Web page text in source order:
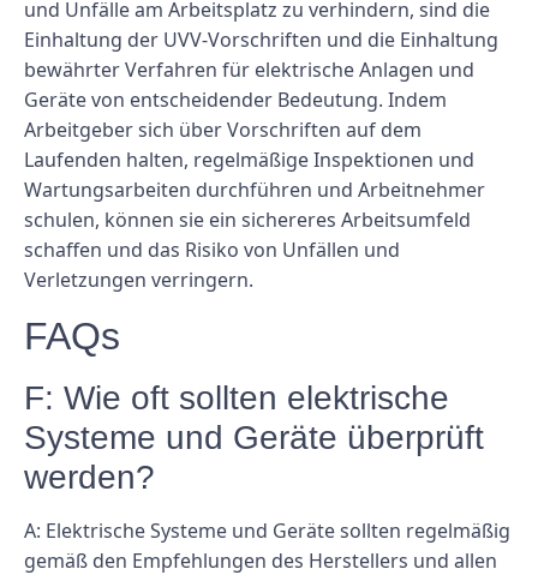
und Unfälle am Arbeitsplatz zu verhindern, sind die
Einhaltung der UVV-Vorschriften und die Einhaltung
bewährter Verfahren für elektrische Anlagen und
Geräte von entscheidender Bedeutung. Indem
Arbeitgeber sich über Vorschriften auf dem
Laufenden halten, regelmäßige Inspektionen und
Wartungsarbeiten durchführen und Arbeitnehmer
schulen, können sie ein sichereres Arbeitsumfeld
schaffen und das Risiko von Unfällen und
Verletzungen verringern.
FAQs
F: Wie oft sollten elektrische
Systeme und Geräte überprüft
werden?
A: Elektrische Systeme und Geräte sollten regelmäßig
gemäß den Empfehlungen des Herstellers und allen